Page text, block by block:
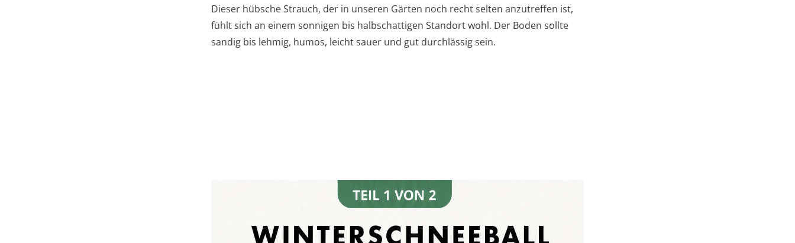
Dieser hübsche Strauch, der in unseren Gärten noch recht selten anzutreffen ist,
fühlt sich an einem sonnigen bis halbschattigen Standort wohl. Der Boden sollte
sandig bis lehmig, humos, leicht sauer und gut durchlässig sein.